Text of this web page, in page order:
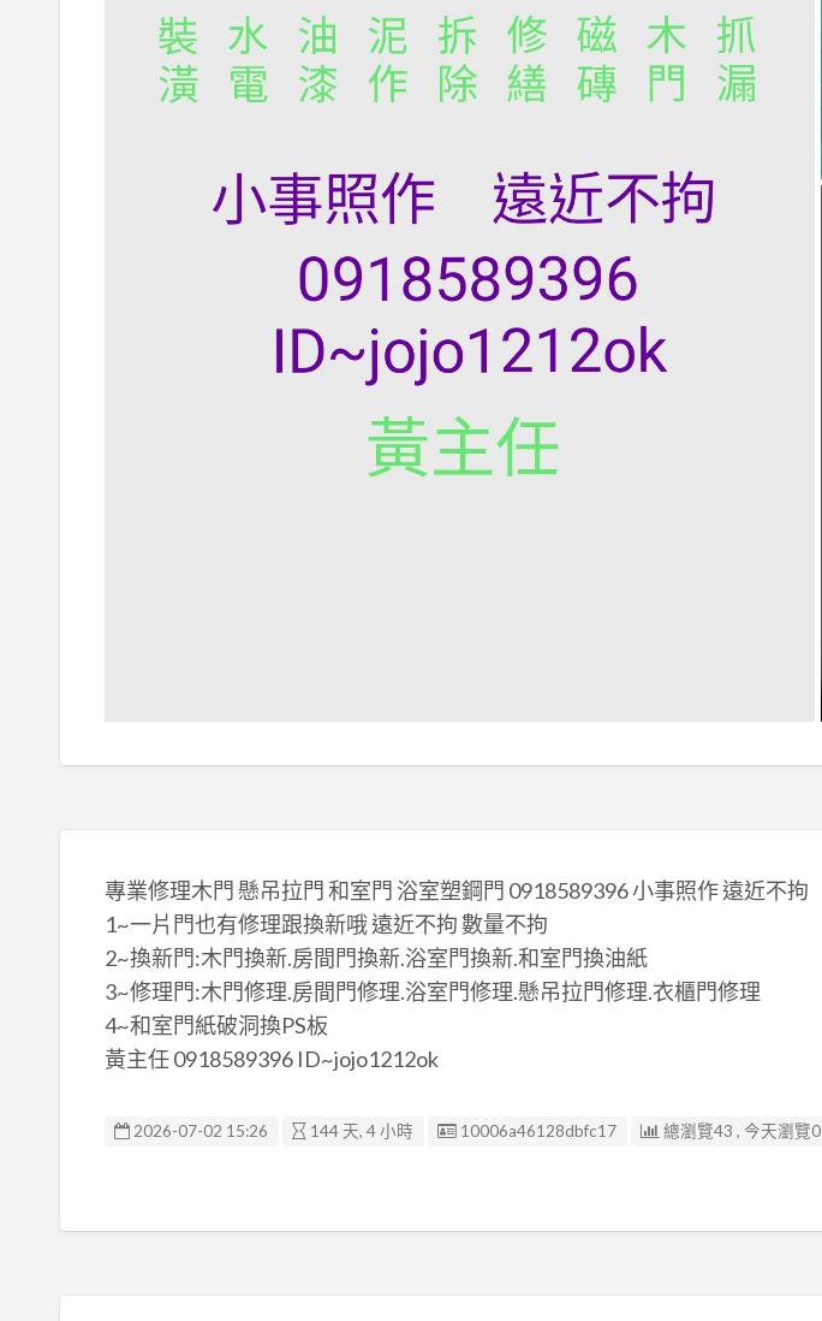
專業修理木門 懸吊拉門 和室門 浴室塑鋼門 0918589396 小事照作 遠近不拘
1~一片門也有修理跟換新哦 遠近不拘 數量不拘
2~換新門:木門換新.房間門換新.浴室門換新.和室門換油紙
3~修理門:木門修理.房間門修理.浴室門修理.懸吊拉門修理.衣櫃門修理
4~和室門紙破洞換PS板
黃主任 0918589396 ID~jojo1212ok
2026-07-02 15:26 144 天, 4 小時 廣告编號
10006a46128dbfc17 總瀏覽43 , 今天瀏覽0